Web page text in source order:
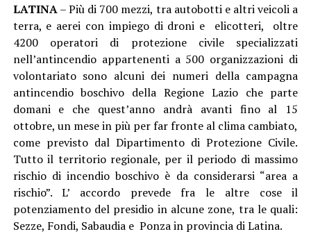
LATINA– Più di 700 mezzi, tra autobotti e altri veicoli a
terra, e aerei con impiego di droni e elicotteri, oltre
4200 operatori di protezione civile specializzati
nell’antincendio appartenenti a 500 organizzazioni di
volontariato sono alcuni dei numeri della campagna
antincendio boschivo della Regione Lazio che parte
domani e che quest’anno andrà avanti fino al 15
ottobre, un mese in più per far fronte al clima cambiato,
come previsto dal Dipartimento di Protezione Civile.
Tutto il territorio regionale, per il periodo di massimo
rischio di incendio boschivo è da considerarsi “area a
rischio”. L’ accordo prevede fra le altre cose il
potenziamento del presidio in alcune zone, tra le quali:
Sezze, Fondi, Sabaudia e Ponza in provincia di Latina.